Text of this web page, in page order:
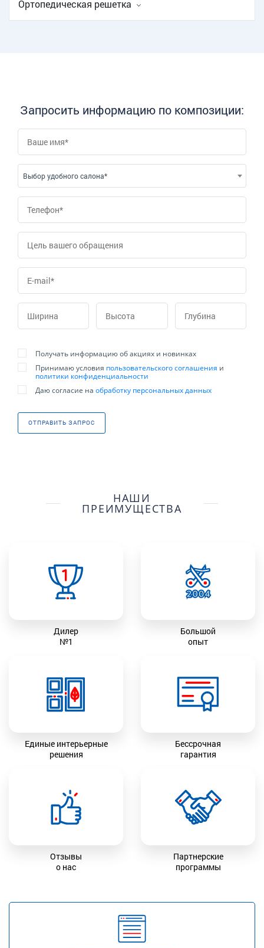
Ортопедическая решетка
Запросить информацию по композиции:
Выбор удобного салона*
ОТПРАВИТЬ ЗАПРОС
Получать информацию об акциях и новинках
Принимаю условия пользовательского соглашения и
политики конфиденциальности
Даю согласие на обработку персональных данных
НАШИ
ПРЕИМУЩЕСТВА
Дилер
№1
Большой
опыт
Единые интерьерные
решения
Бессрочная
гарантия
Отзывы
о нас
Партнерские
программы